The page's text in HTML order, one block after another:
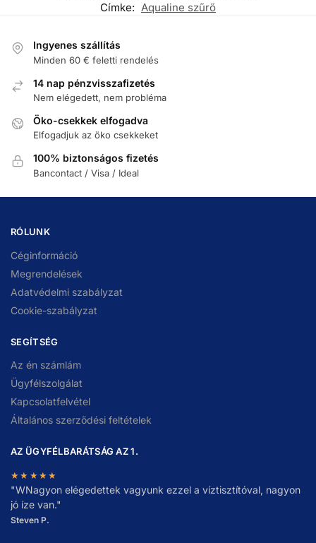
Címke: Aqualine szűrő
Ingyenes szállítás
Minden 60 € feletti rendelés
14 nap pénzvisszafizetés
Nem elégedett, nem probléma
Öko-csekkek elfogadva
Elfogadjuk az öko csekkeket
100% biztonságos fizetés
Bancontact / Visa / Ideal
RÓLUNK
Céginformáció
Megrendelések
Adatvédelmi szabályzat
Cookie-szabályzat
SEGÍTSÉG
Az én számlám
Ügyfélszolgálat
Kapcsolatfelvétel
Általános szerződési feltételek
AZ ÜGYFÉLBARÁTSÁG AZ 1.
★★★★★
"WNagyon elégedettek vagyunk ezzel a víztisztítóval, nagyon
jó íze van."
Steven P.